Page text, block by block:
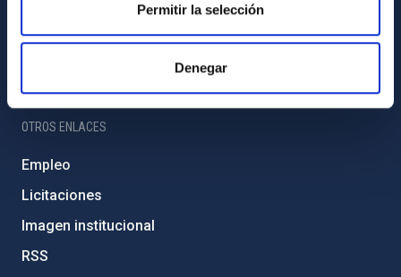
Permitir la selección
Denegar
Política de cookies
OTROS ENLACES
Empleo
Licitaciones
Imagen institucional
RSS